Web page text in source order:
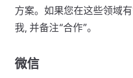
方案。如果您在这些领域
我, 并备注“合作”。
微信